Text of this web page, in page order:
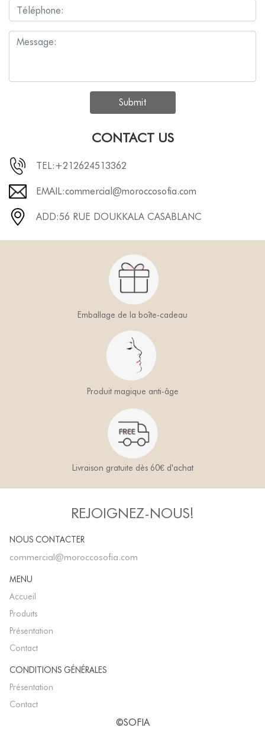
Submit
CONTACT US
TEL:+212624513362
EMAIL:commercial@moroccosofia.com
ADD:56 RUE DOUKKALA CASABLANC
Emballage de la boîte-cadeau
Produit magique anti-âge
Livraison gratuite dès 60€ d'achat
REJOIGNEZ-NOUS!
NOUS CONTACTER
commercial@moroccosofia.com
MENU
Accueil
Produits
Présentation
Contact
CONDITIONS GÉNÉRALES
Présentation
Contact
©SOFIA